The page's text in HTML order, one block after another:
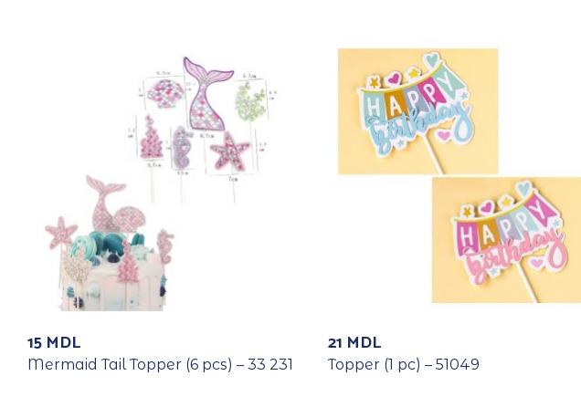
15 MDL
Mermaid Tail Topper (6 pcs) – 33 231
21 MDL
Topper (1 pc) – 51049